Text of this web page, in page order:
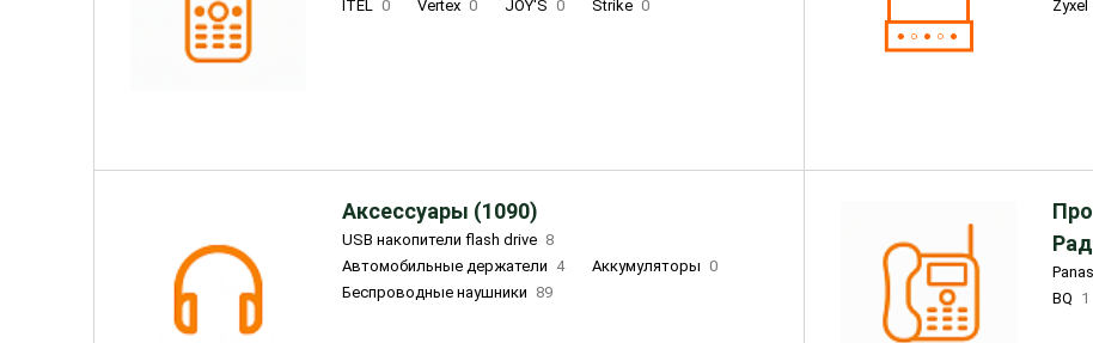
ITEL 0 Vertex 0 JOY'S 0 Strike 0
Zyxel
Аксессуары (1090)
USB накопители flash drive 8
Автомобильные держатели 4 Аккумуляторы 0
Беспроводные наушники 89
BQ 1